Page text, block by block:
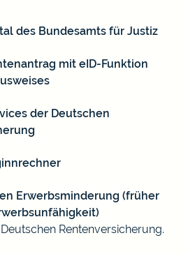
des Bundesamts für Justiz
mit eID-Funktion
der Deutschen
Erwerbsminderung (früher
Rentenversicherung.